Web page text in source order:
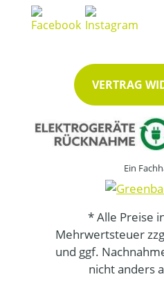
VERTRAG
Ein
* Alle Preise
Mehrwertsteuer
und ggf.
nicht anders